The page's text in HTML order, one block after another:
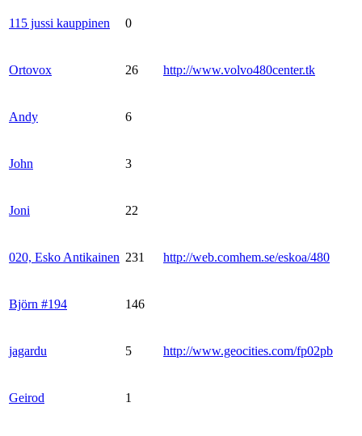
115 jussi kauppinen 0
Ortovox 26 http://www.volvo480center.tk
Andy 6
John 3
Joni 22
020, Esko Antikainen 231 http://web.comhem.se/eskoa/480
Björn #194 146
jagardu 5 http://www.geocities.com/fp02pb
Geirod 1